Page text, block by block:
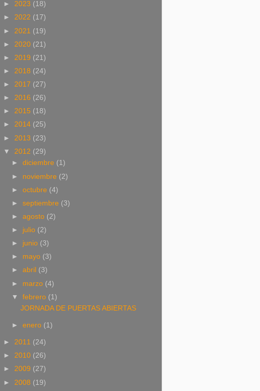
► 2023 (18)
► 2022 (17)
► 2021 (19)
► 2020 (21)
► 2019 (21)
► 2018 (24)
► 2017 (27)
► 2016 (26)
► 2015 (18)
► 2014 (25)
► 2013 (23)
▼ 2012 (29)
►diciembre (1)
► noviembre (2)
►octubre (4)
►septiembre (3)
►agosto (2)
► julio (2)
► junio (3)
► mayo (3)
►abril (3)
► marzo (4)
▼febrero (1)
JORNADA DE PUERTAS ABIERTAS
►enero (1)
► 2011 (24)
► 2010 (26)
► 2009 (27)
► 2008 (19)